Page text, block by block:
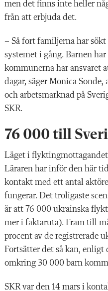
men det finns inte heller
från att erbjuda det.
– Så fort familjerna har
systemet i gång. Barnen
kommunerna har ansvaret
dagar, säger Monica
och arbetsmarknad på
SKR.
76 000 till
Läget i
Läraren har inför den här
kontakt med ett antal
fungerar. Det troligaste
är att 76 000 ukrainska
mer i faktaruta). Fram till
procent av de registrerade
Fortsätter det så kan, enligt
omkring 30 000 barn
SKR var den 14 mars i